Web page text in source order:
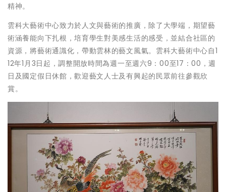
精神。
雲科大藝術中心致力於人文與藝術的推廣，除了大學端，期望藝
術涵養能向下扎根，培育學生對美感生活的感受，並結合社區的
資源，將藝術通識化，帶動雲林的藝文風氣。雲科大藝術中心自1
12年1月3日起，調整開放時間為週一至週六9：00至17：00，週
日及國定假日休館，歡迎藝文人士及有興起的民眾前往參觀欣
賞。